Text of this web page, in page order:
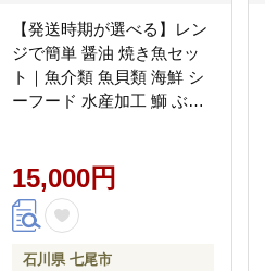
【発送時期が選べる】レン
ジで簡単 醤油 焼き魚セッ
ト｜魚介類 魚貝類 海鮮 シ
ーフード 水産加工 鰤 ぶり
せ セット 夕飯 ご飯 簡単調
理 簡単ご飯 石川県 七尾市
能登
15,000円
石川県 七尾市